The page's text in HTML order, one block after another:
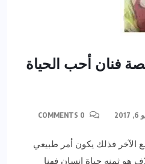
فنان أحب الحياة
فذلك يكون أمر طبيعي
هو ثمنه حياة إنسان فهنا